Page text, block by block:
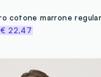
€ 22,47